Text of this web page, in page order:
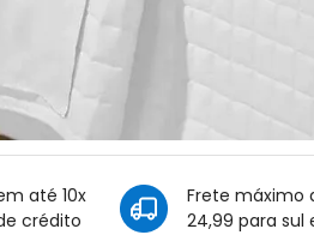
até 10x
crédito
Frete máximo
24,99 para sul